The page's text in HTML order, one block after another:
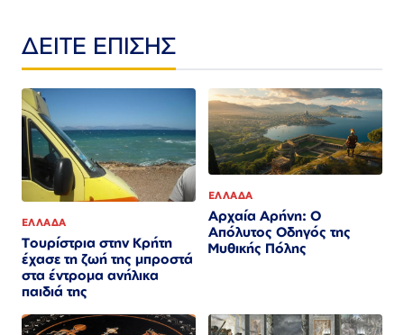
ΔΕΙΤΕ ΕΠΙΣΗΣ
ΕΛΛΑΔΑ
Τουρίστρια στην Κρήτη
έχασε τη ζωή της μπροστά
στα έντρομα ανήλικα
παιδιά της
ΕΛΛΑΔΑ
Αρχαία Αρήνη: Ο
Απόλυτος Οδηγός της
Μυθικής Πόλης